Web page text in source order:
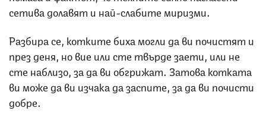
сетива долавят и най-слабите миризми.
Разбира се, котките биха могли да ви почистят и
през деня, но вие или сте твърде заети, или не
сте наблизо, за да ви обгрижат. Затова котката
ви може да ви изчака да заспите, за да ви почисти
добре.